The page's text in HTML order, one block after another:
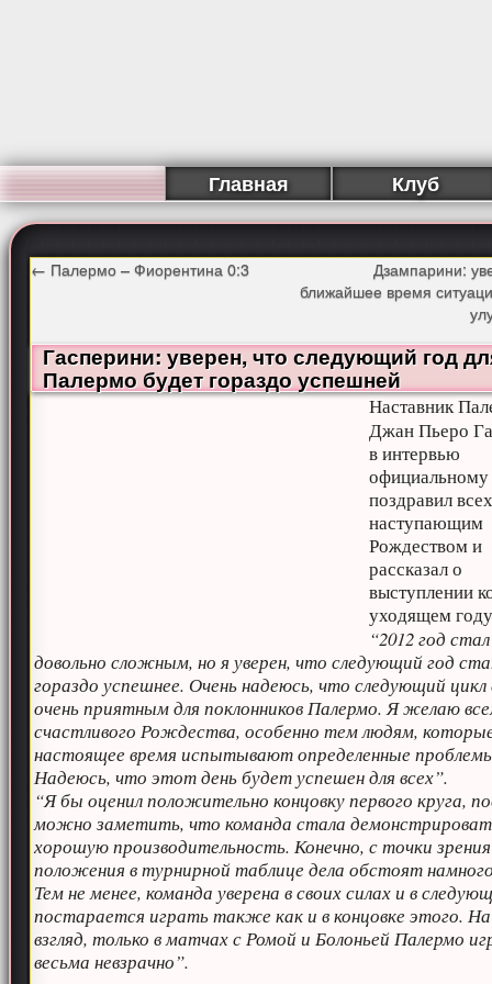
Главная Клуб
← Палермо – Фиорентина 0:3
Дзампарини:
ближайшее время
Гасперини: уверен, что следующий год
Палермо будет гораздо успешней
Наставник
Джан Пьеро
в интервью
официальному
поздравил
наступающим
Рождеством и
рассказал о
выступлении
уходящем
“2012 год стал
довольно сложным, но я уверен, что следующий год
гораздо успешнее. Очень надеюсь, что следующий
очень приятным для поклонников Палермо. Я желаю
счастливого Рождества, особенно тем людям,
настоящее время испытывают определенные
Надеюсь, что этот день будет успешен для всех”.
“Я бы оценил положительно концовку первого круга,
можно заметить, что команда стала
хорошую производительность. Конечно, с точки зрения
положения в турнирной таблице дела обстоят
Тем не менее, команда уверена в своих силах и в
постарается играть также как и в концовке этого.
взгляд, только в матчах с Ромой и Болоньей Палермо
весьма невзрачно”.